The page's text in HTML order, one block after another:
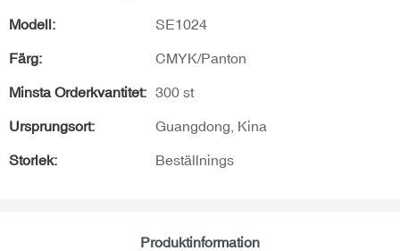
Modell: SE1024
Färg: CMYK/Panton
Minsta Orderkvantitet: 300 st
Ursprungsort: Guangdong, Kina
Storlek: Beställnings
Produktinformation